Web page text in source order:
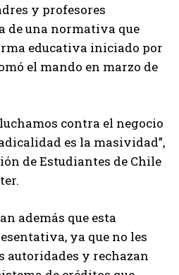
y profesores
de una normativa que
educativa iniciado por
el mando en marzo de
contra el negocio
es la masividad”,
de Estudiantes de Chile
además que esta
ya que no les
autoridades y rechazan